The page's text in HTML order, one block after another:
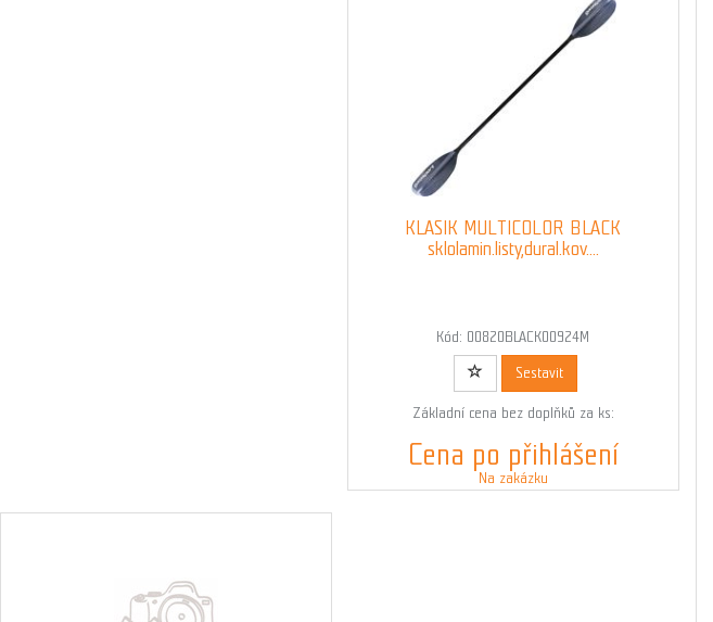
KLASIK MULTICOLOR BLACK
sklolamin.listy,dural.kov....
Kód: 00820BLACK00924M
Sestavit
Základní cena bez doplňků za ks:
Cena po přihlášení
Na zakázku